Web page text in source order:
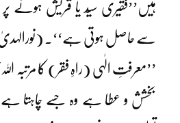
ہیں’’فقیری سیّد یا قریش ہونے
سے حاصل ہوتی ہے‘‘۔
’’معرفتِ الٰہی (راہِ فقر) کا مرتبہ
بخشش و عطا ہے وہ جسے چاہتا